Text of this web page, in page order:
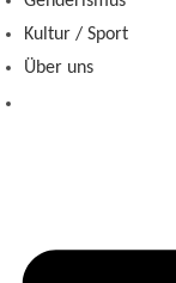
Kultur / Sport
Über uns